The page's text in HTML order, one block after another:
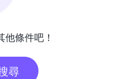
條件吧！
尋